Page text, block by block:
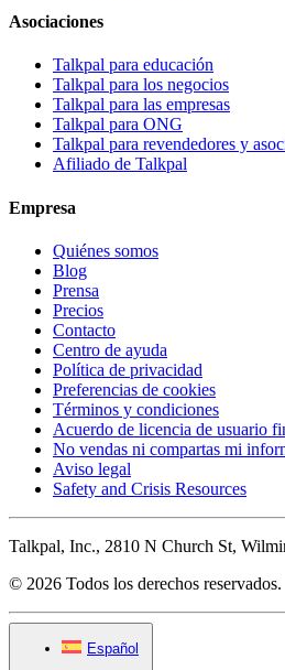
Asociaciones
Talkpal para educación
Talkpal para los negocios
Talkpal para las empresas
Talkpal para ONG
Talkpal para revendedores y
Afiliado de Talkpal
Empresa
Quiénes somos
Blog
Prensa
Precios
Contacto
Centro de ayuda
Política de privacidad
Preferencias de cookies
Términos y condiciones
Acuerdo de licencia de usuario
No vendas ni compartas mi
Aviso legal
Safety and Crisis Resources
Talkpal, Inc., 2810 N Church St,
© 2026 Todos los derechos reservados.
Español